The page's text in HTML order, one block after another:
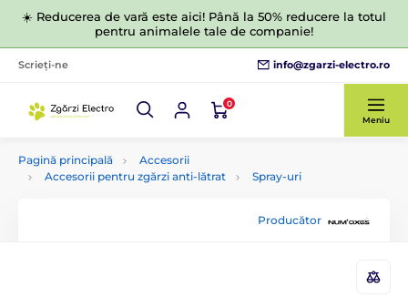
☀️ Reducerea de vară este aici! Până la 50% reducere la totul
pentru animalele tale de companie!
Scrieți-ne info@zgarzi-electro.ro
0
Meniu
Pagină principală
Accesorii
Accesorii pentru zgărzi anti-lătrat
Spray-uri
Producător